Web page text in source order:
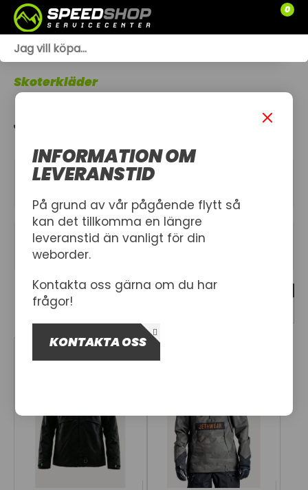
0
SLÄPVAGNAR
Skoterkläder
JACKOR
KATEGORIER
FILTER
INFORMATION OM
LEVERANSTID
På grund av vår pågående flytt så
kan det tillkomma en längre
leveranstid än vanligt för din
weborder.
Kontakta oss gärna om du har
frågor!
KONTAKTA OSS